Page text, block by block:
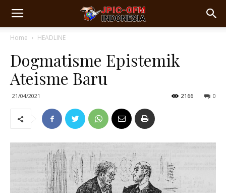
Home HEADLINE
Dogmatisme Epistemik
Ateisme Baru
21/04/2021 0
2166